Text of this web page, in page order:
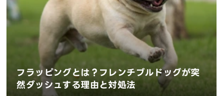
フラッピングとは？フレンチブルドッグが突
然ダッシュする理由と対処法